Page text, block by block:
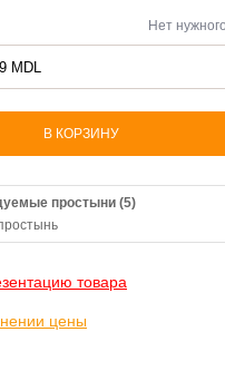
Нет
MDL
В КОРЗИНУ
простыни (5)
товара
цены